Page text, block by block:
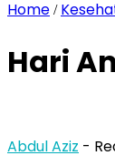
Home /
Hari
Abdul Aziz -